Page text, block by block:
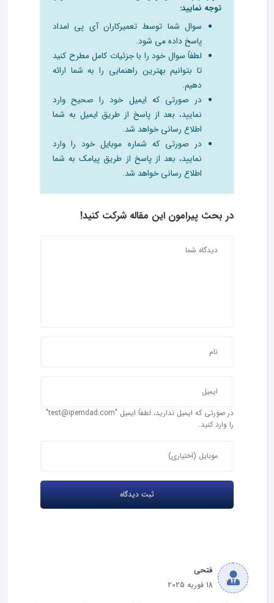
توجه نمایید:
سوال شما توسط تعمیرکاران آی پی امداد
پاسخ داده می شود.
لطفاً سوال خود را با جزئیات کامل مطرح کنید
تا بتوانیم بهترین راهنمایی را به شما ارائه
دهیم.
در صورتی که ایمیل خود را صحیح وارد
نمایید، بعد از پاسخ از طریق ایمیل به شما
اطلاع رسانی خواهد شد.
در صورتی که شماره موبایل خود را وارد
نمایید، بعد از پاسخ از طریق پیامک به شما
اطلاع رسانی خواهد شد.
در بحث‌ پیرامون این مقاله شرکت کنید!
در صورتی که ایمیل ندارید، لطفاً ایمیل "test@ipemdad.com"
را وارد کنید.
فتحی
18 فوریه 2025